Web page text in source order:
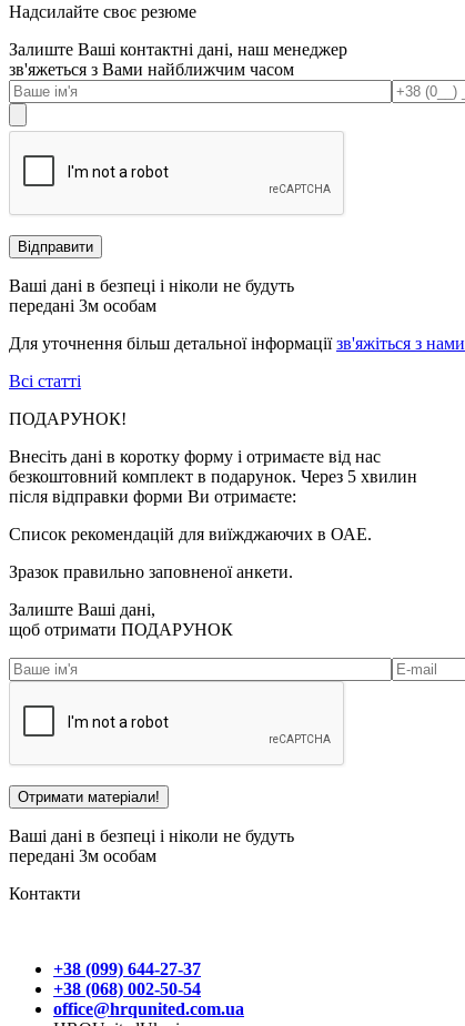
Надсилайте своє резюме
Залиште Ваші контактні дані, наш менеджер
зв'яжеться з Вами найближчим часом
Ваші дані в безпеці і ніколи не будуть
передані 3м особам
Для уточнення більш детальної інформаціїзв'яжіться з нами
Всі статті
ПОДАРУНОК!
Внесіть дані в коротку форму і отримаєте від нас
безкоштовний комплект в подарунок. Через 5 хвилин
після відправки форми Ви отримаєте:
Список рекомендацій для виїжджаючих в ОАЕ.
Зразок правильно заповненої анкети.
Залиште Ваші дані,
щоб отримати ПОДАРУНОК
Ваші дані в безпеці і ніколи не будуть
передані 3м особам
Контакти
+38 (099) 644-27-37
+38 (068) 002-50-54
office@hrqunited.com.ua